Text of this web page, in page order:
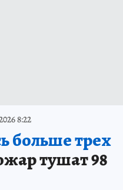
8:22
больше трех
тушат 98